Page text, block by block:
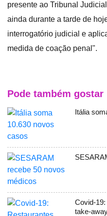
presente ao Tribunal
ainda durante a tarde de
interrogatório judicial e
medida de coação penal".
Pode também gostar
Itália
Covid-